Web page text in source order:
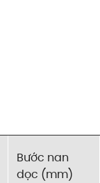
Bước nan
dọc (mm)